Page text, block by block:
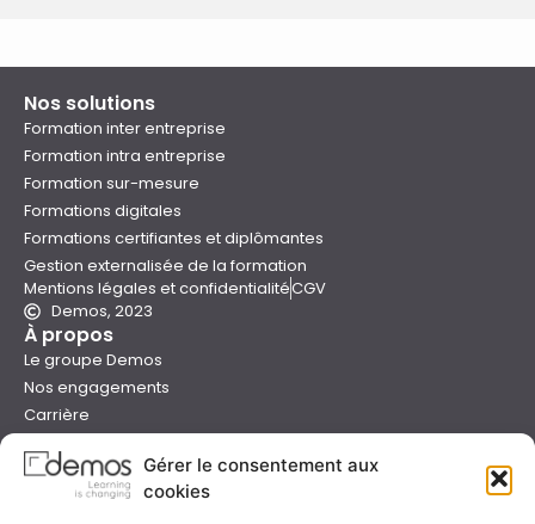
Gérer le consentement aux
cookies
Nos solutions
Formation inter entreprise
Formation intra entreprise
Formation sur-mesure
Formations digitales
Formations certifiantes et diplômantes
Gestion externalisée de la formation
Mentions légales et confidentialitéCGV
Demos, 2023
À propos
Le groupe Demos
Nos engagements
Carrière
Presse
Catalogues